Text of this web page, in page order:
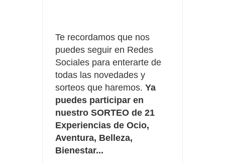
Te recordamos que nos
puedes seguir en Redes
Sociales para enterarte de
todas las novedades y
sorteos que haremos. Ya
puedes participar en
nuestro SORTEO de 21
Experiencias de Ocio,
Aventura, Belleza,
Bienestar...